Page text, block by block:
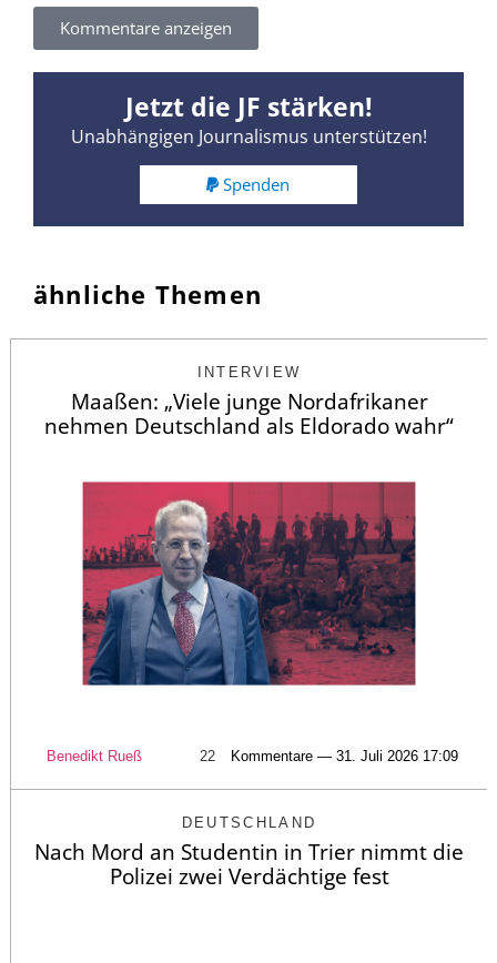
Kommentare anzeigen
Jetzt die JF stärken!
Unabhängigen Journalismus unterstützen!
Spenden
ähnliche Themen
INTERVIEW
Maaßen: „Viele junge Nordafrikaner
nehmen Deutschland als Eldorado wahr“
Benedikt Rueß 22 Kommentare — 31. Juli 2026 17:09
DEUTSCHLAND
Nach Mord an Studentin in Trier nimmt die
Polizei zwei Verdächtige fest